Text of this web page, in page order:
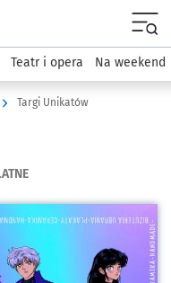
Wydarzenia
Teatr i opera Na weekend
Targi Unikatów